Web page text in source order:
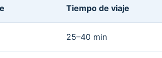
Tiempo de viaje
25–40 min